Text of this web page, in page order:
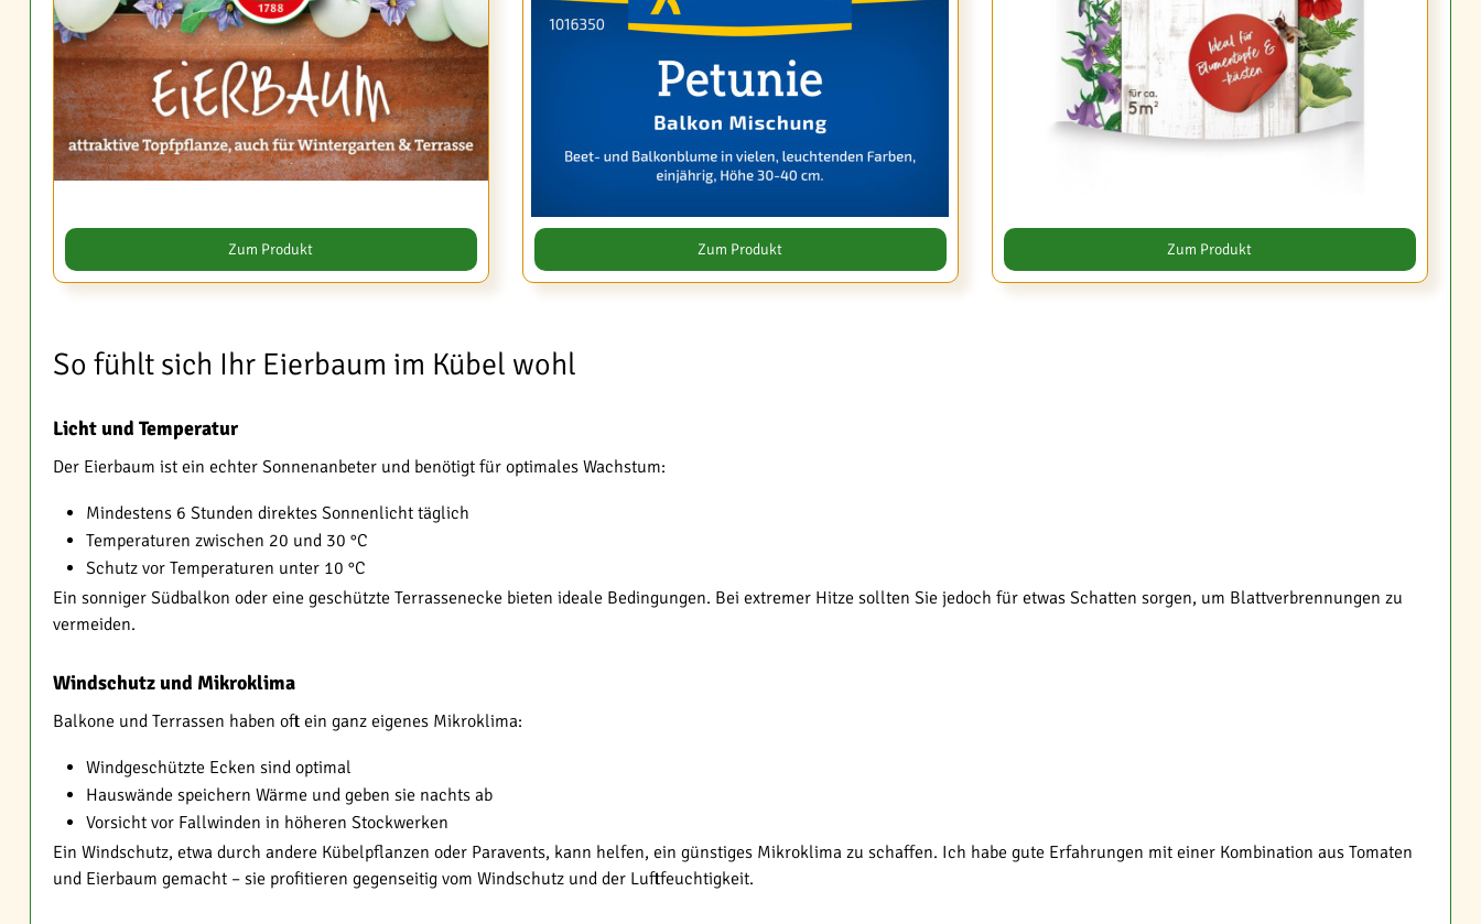
Zum Produkt Zum Produkt Zum Produkt
So fühlt sich Ihr Eierbaum im Kübel wohl
Licht und Temperatur
Der Eierbaum ist ein echter Sonnenanbeter und benötigt für optimales Wachstum:
Mindestens 6 Stunden direktes Sonnenlicht täglich
Temperaturen zwischen 20 und 30 °C
Schutz vor Temperaturen unter 10 °C
Ein sonniger Südbalkon oder eine geschützte Terrassenecke bieten ideale Bedingungen. Bei extremer Hitze sollten Sie jedoch für etwas Schatten sorgen, um Blattverbrennungen zu
vermeiden.
Windschutz und Mikroklima
Balkone und Terrassen haben oft ein ganz eigenes Mikroklima:
Windgeschützte Ecken sind optimal
Hauswände speichern Wärme und geben sie nachts ab
Vorsicht vor Fallwinden in höheren Stockwerken
Ein Windschutz, etwa durch andere Kübelpflanzen oder Paravents, kann helfen, ein günstiges Mikroklima zu schaffen. Ich habe gute Erfahrungen mit einer Kombination aus Tomaten
und Eierbaum gemacht – sie profitieren gegenseitig vom Windschutz und der Luftfeuchtigkeit.